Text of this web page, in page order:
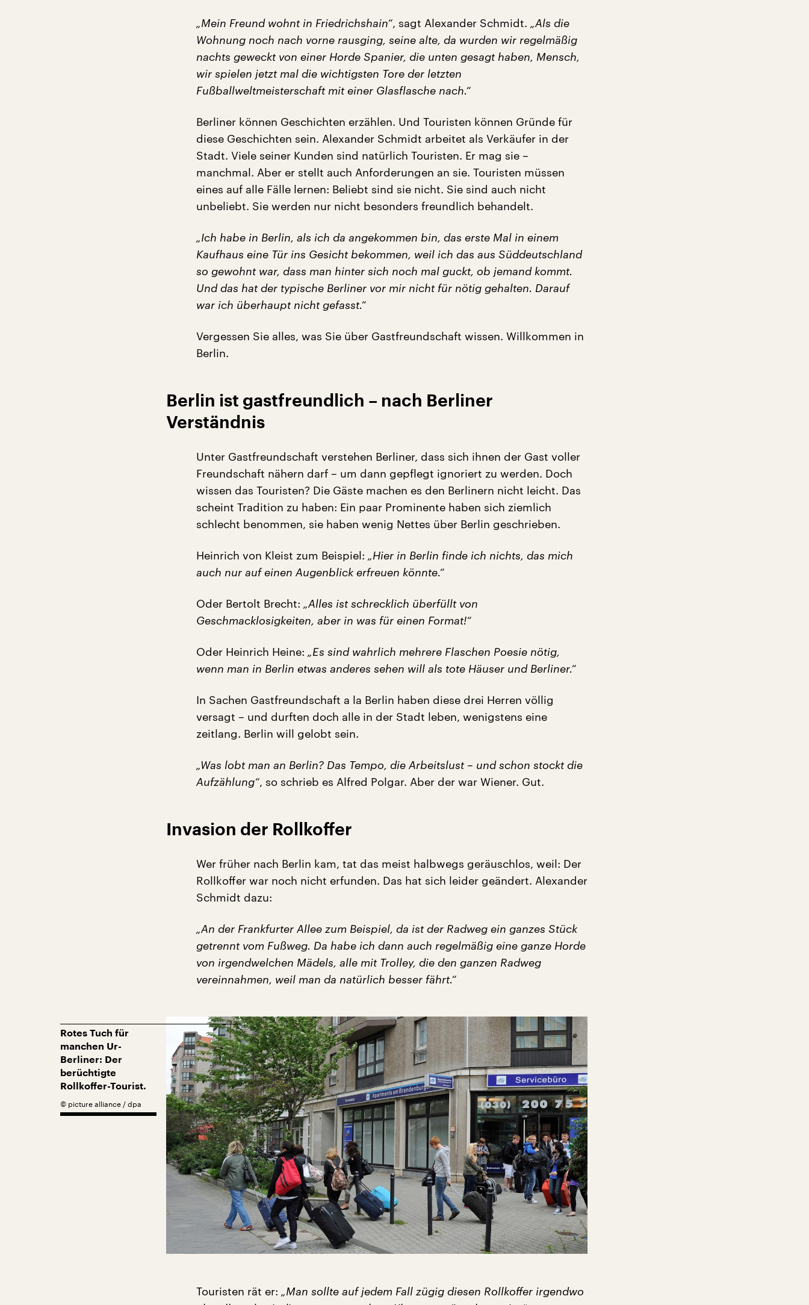
„Mein Freund wohnt in Friedrichshain“, sagt Alexander Schmidt. „Als die
Wohnung noch nach vorne rausging, seine alte, da wurden wir regelmäßig
nachts geweckt von einer Horde Spanier, die unten gesagt haben, Mensch,
wir spielen jetzt mal die wichtigsten Tore der letzten
Fußballweltmeisterschaft mit einer Glasflasche nach.“
Berliner können Geschichten erzählen. Und Touristen können Gründe für
diese Geschichten sein. Alexander Schmidt arbeitet als Verkäufer in der
Stadt. Viele seiner Kunden sind natürlich Touristen. Er mag sie –
manchmal. Aber er stellt auch Anforderungen an sie. Touristen müssen
eines auf alle Fälle lernen: Beliebt sind sie nicht. Sie sind auch nicht
unbeliebt. Sie werden nur nicht besonders freundlich behandelt.
„Ich habe in Berlin, als ich da angekommen bin, das erste Mal in einem
Kaufhaus eine Tür ins Gesicht bekommen, weil ich das aus Süddeutschland
so gewohnt war, dass man hinter sich noch mal guckt, ob jemand kommt.
Und das hat der typische Berliner vor mir nicht für nötig gehalten. Darauf
war ich überhaupt nicht gefasst.“
Vergessen Sie alles, was Sie über Gastfreundschaft wissen. Willkommen in
Berlin.
Berlin ist gastfreundlich – nach Berliner
Verständnis
Unter Gastfreundschaft verstehen Berliner, dass sich ihnen der Gast voller
Freundschaft nähern darf – um dann gepflegt ignoriert zu werden. Doch
wissen das Touristen? Die Gäste machen es den Berlinern nicht leicht. Das
scheint Tradition zu haben: Ein paar Prominente haben sich ziemlich
schlecht benommen, sie haben wenig Nettes über Berlin geschrieben.
Heinrich von Kleist zum Beispiel: „Hier in Berlin finde ich nichts, das mich
auch nur auf einen Augenblick erfreuen könnte.“
Oder Bertolt Brecht: „Alles ist schrecklich überfüllt von
Geschmacklosigkeiten, aber in was für einen Format!“
Oder Heinrich Heine: „Es sind wahrlich mehrere Flaschen Poesie nötig,
wenn man in Berlin etwas anderes sehen will als tote Häuser und Berliner.“
In Sachen Gastfreundschaft a la Berlin haben diese drei Herren völlig
versagt – und durften doch alle in der Stadt leben, wenigstens eine
zeitlang. Berlin will gelobt sein.
„Was lobt man an Berlin? Das Tempo, die Arbeitslust – und schon stockt die
Aufzählung“, so schrieb es Alfred Polgar. Aber der war Wiener. Gut.
Invasion der Rollkoffer
Wer früher nach Berlin kam, tat das meist halbwegs geräuschlos, weil: Der
Rollkoffer war noch nicht erfunden. Das hat sich leider geändert. Alexander
Schmidt dazu:
„An der Frankfurter Allee zum Beispiel, da ist der Radweg ein ganzes Stück
getrennt vom Fußweg. Da habe ich dann auch regelmäßig eine ganze Horde
von irgendwelchen Mädels, alle mit Trolley, die den ganzen Radweg
vereinnahmen, weil man da natürlich besser fährt.“
Rotes Tuch für
manchen Ur-
Berliner: Der
berüchtigte
Rollkoffer-Tourist.
© picture alliance / dpa
Touristen rät er: „Man sollte auf jedem Fall zügig diesen Rollkoffer irgendwo